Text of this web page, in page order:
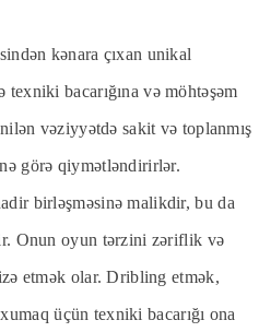
kənara çıxan unikal
bacarığına və möhtəşəm
vəziyyətdə sakit və toplanmış
görə qiymətləndirirlər.
birləşməsinə malikdir, bu da
Onun oyun tərzini zəriflik və
etmək olar. Dribling etmək,
üçün texniki bacarığı ona